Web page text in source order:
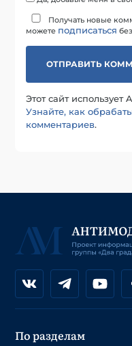
Получать новые
можете подписаться
Этот сайт
Узнайте, как
комментариев.
По разделам